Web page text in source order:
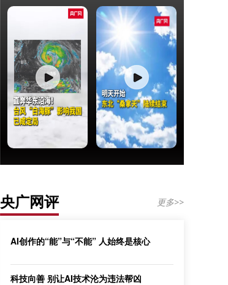
央广网评 更多>>
AI创作的“能”与“不能” 人始终是核心
科技向善 别让AI技术沦为违法帮凶